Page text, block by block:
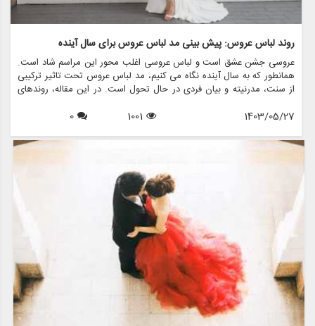
روند لباس عروس: پیش بینی مد لباس عروس برای سال آینده
عروسی جشن عشق است و لباس عروسی اغلب محور این مراسم شاد است.
همانطور که به سال آینده نگاه می کنیم، مد لباس عروس تحت تاثیر ترکیبی
از سنت، مدرنیته و بیان فردی در حال تحول است. در این مقاله، روندهای
خواهیم کرد و بینشی در مورد سبک ها، پارچه ها و رنگ هایی که هر عروس
مزون چرخچی چگونه می تواند به عروس ها کمک کند تا لباس رویایی خود
1403/05/27
1001
0